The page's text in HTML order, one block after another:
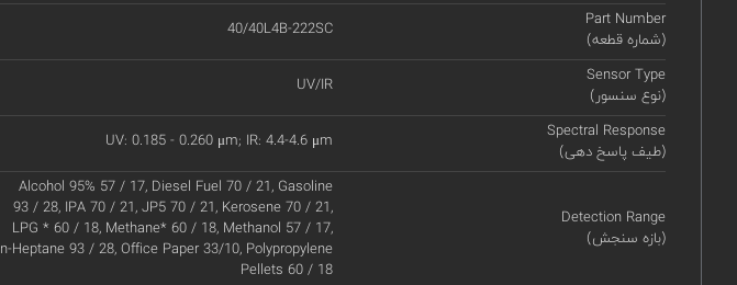
Part Number
(شماره قطعه)
40/40L4B-222SC
Sensor Type
(نوع سنسور)
UV/IR
Spectral Response
(طیف پاسخ دهی)
UV: 0.185 - 0.260 μm; IR: 4.4-4.6 μm
Detection Range
(بازه سنجش)
Alcohol 95% 57 / 17, Diesel Fuel 70 / 21, Gasoline
93 / 28, IPA 70 / 21, JP5 70 / 21, Kerosene 70 / 21,
LPG * 60 / 18, Methane* 60 / 18, Methanol 57 / 17,
n-Heptane 93 / 28, Office Paper 33/10, Polypropylene
Pellets 60 / 18